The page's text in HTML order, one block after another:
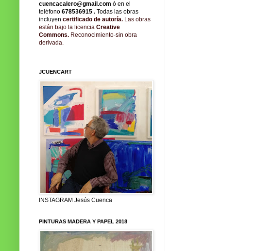
cuencacalero@gmail.com ó en el
teléfono 678536915 . Todas las obras
incluyen certificado de autoría. Las obras
están bajo la licencia Creative
Commons. Reconocimiento-sin obra
derivada.
JCUENCART
INSTAGRAM Jesús Cuenca
PINTURAS MADERA Y PAPEL 2018